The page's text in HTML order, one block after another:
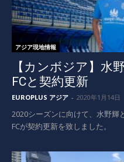
アジア現地情報
【カンボジア】水
FCと契約更新
EUROPLUS アジア - 2020年1月14日
2020シーズンに向けて、水野輝
FCが契約更新を致しました。